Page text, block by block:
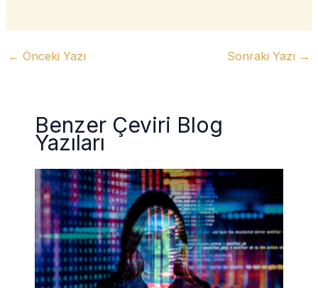
← Önceki Yazı Sonraki Yazı →
Benzer Çeviri Blog
Yazıları